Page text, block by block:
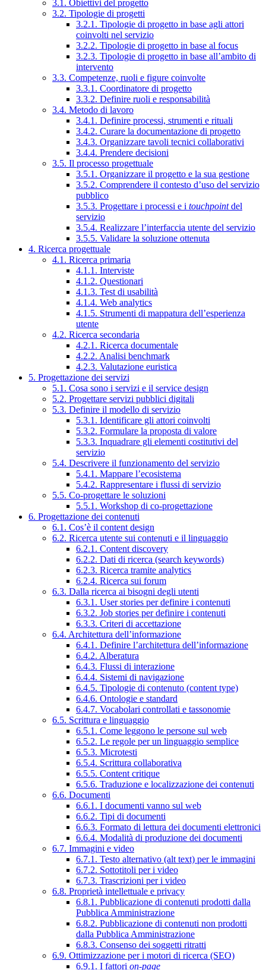
3.1. Obiettivi del progetto
3.2. Tipologie di progetti
3.2.1. Tipologie di progetto in base agli attori
coinvolti nel servizio
3.2.2. Tipologie di progetto in base al focus
3.2.3. Tipologie di progetto in base all’ambito di
intervento
3.3. Competenze, ruoli e figure coinvolte
3.3.1. Coordinatore di progetto
3.3.2. Definire ruoli e responsabilità
3.4. Metodo di lavoro
3.4.1. Definire processi, strumenti e rituali
3.4.2. Curare la documentazione di progetto
3.4.3. Organizzare tavoli tecnici collaborativi
3.4.4. Prendere decisioni
3.5. Il processo progettuale
3.5.1. Organizzare il progetto e la sua gestione
3.5.2. Comprendere il contesto d’uso del servizio
pubblico
3.5.3. Progettare i processi e i touchpointdel
servizio
3.5.4. Realizzare l’interfaccia utente del servizio
3.5.5. Validare la soluzione ottenuta
4. Ricerca progettuale
4.1. Ricerca primaria
4.1.1. Interviste
4.1.2. Questionari
4.1.3. Test di usabilità
4.1.4. Web analytics
4.1.5. Strumenti di mappatura dell’esperienza
utente
4.2. Ricerca secondaria
4.2.1. Ricerca documentale
4.2.2. Analisi benchmark
4.2.3. Valutazione euristica
5. Progettazione dei servizi
5.1. Cosa sono i servizi e il service design
5.2. Progettare servizi pubblici digitali
5.3. Definire il modello di servizio
5.3.1. Identificare gli attori coinvolti
5.3.2. Formulare la proposta di valore
5.3.3. Inquadrare gli elementi costitutivi del
servizio
5.4. Descrivere il funzionamento del servizio
5.4.1. Mappare l’ecosistema
5.4.2. Rappresentare i flussi di servizio
5.5. Co-progettare le soluzioni
5.5.1. Workshop di co-progettazione
6. Progettazione dei contenuti
6.1. Cos’è il content design
6.2. Ricerca utente sui contenuti e il linguaggio
6.2.1. Content discovery
6.2.2. Dati di ricerca (search keywords)
6.2.3. Ricerca tramite analytics
6.2.4. Ricerca sui forum
6.3. Dalla ricerca ai bisogni degli utenti
6.3.1. User stories per definire i contenuti
6.3.2. Job stories per definire i contenuti
6.3.3. Criteri di accettazione
6.4. Architettura dell’informazione
6.4.1. Definire l’architettura dell’informazione
6.4.2. Alberatura
6.4.3. Flussi di interazione
6.4.4. Sistemi di navigazione
6.4.5. Tipologie di contenuto (content type)
6.4.6. Ontologie e standard
6.4.7. Vocabolari controllati e tassonomie
6.5. Scrittura e linguaggio
6.5.1. Come leggono le persone sul web
6.5.2. Le regole per un linguaggio semplice
6.5.3. Microtesti
6.5.4. Scrittura collaborativa
6.5.5. Content critique
6.5.6. Traduzione e localizzazione dei contenuti
6.6. Documenti
6.6.1. I documenti vanno sul web
6.6.2. Tipi di documenti
6.6.3. Formato di lettura dei documenti elettronici
6.6.4. Modalità di produzione dei documenti
6.7. Immagini e video
6.7.1. Testo alternativo (alt text) per le immagini
6.7.2. Sottotitoli per i video
6.7.3. Trascrizioni per i video
6.8. Proprietà intellettuale e privacy
6.8.1. Pubblicazione di contenuti prodotti dalla
Pubblica Amministrazione
6.8.2. Pubblicazione di contenuti non prodotti
dalla Pubblica Amministrazione
6.8.3. Consenso dei soggetti ritratti
6.9. Ottimizzazione per i motori di ricerca (SEO)
6.9.1. I fattori on-page